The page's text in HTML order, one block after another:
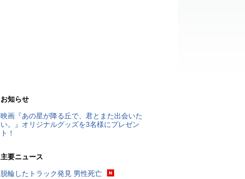
お知らせ
映画『あの星が降る丘で、君とまた出会いた
い。』オリジナルグッズを3名様にプレゼン
ト！
主要ニュース
脱輪したトラック発見 男性死亡